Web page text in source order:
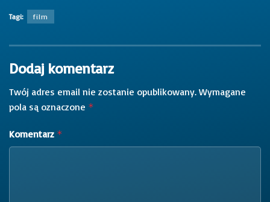
Tagi: film
Dodaj komentarz
Twój adres email nie zostanie opublikowany. Wymagane
pola są oznaczone *
Komentarz *